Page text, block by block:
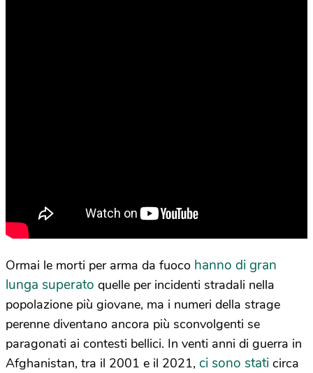
Ormai le morti per arma da fuoco hanno di gran
lunga superato quelle per incidenti stradali nella
popolazione più giovane, ma i numeri della strage
perenne diventano ancora più sconvolgenti se
paragonati ai contesti bellici. In venti anni di guerra in
Afghanistan, tra il 2001 e il 2021, ci sono stati circa